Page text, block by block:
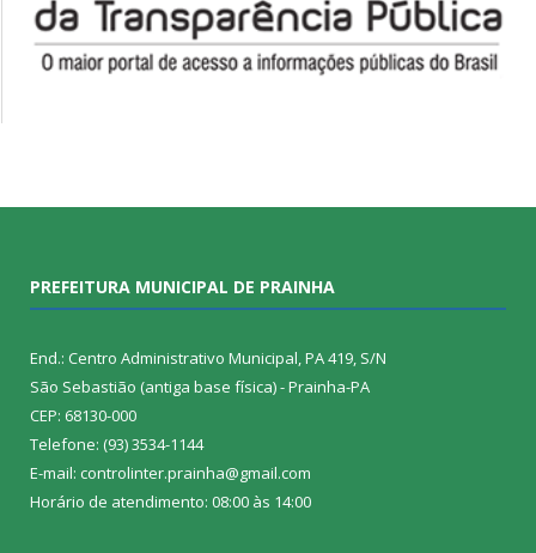
PREFEITURA MUNICIPAL DE PRAINHA
End.: Centro Administrativo Municipal, PA 419, S/N
São Sebastião (antiga base física) - Prainha-PA
CEP: 68130-000
Telefone: (93) 3534-1144
E-mail: controlinter.prainha@gmail.com
Horário de atendimento: 08:00 às 14:00